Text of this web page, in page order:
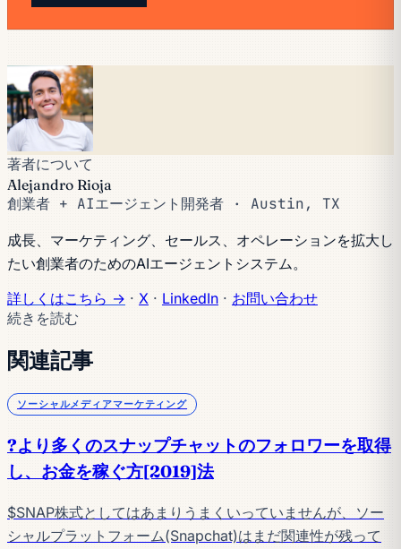
著者について
Alejandro Rioja
創業者 + AIエージェント開発者 · Austin, TX
成長、マーケティング、セールス、オペレーションを拡大し
たい創業者のためのAIエージェントシステム。
詳しくはこちら → · X · LinkedIn · お問い合わせ
続きを読む
関連記事
ソーシャルメディアマーケティング
?より多くのスナップチャットのフォロワーを取得
し、お金を稼ぐ方[2019]法
$SNAP株式としてはあまりうまくいっていませんが、ソー
シャルプラットフォーム(Snapchat)はまだ関連性が残って